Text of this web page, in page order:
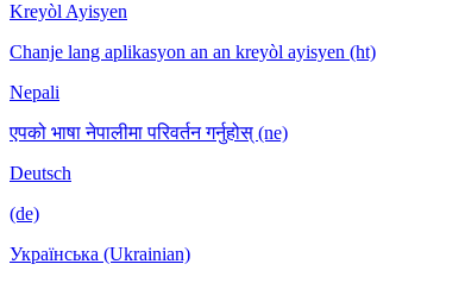
Kreyòl Ayisyen
Chanje lang aplikasyon an an kreyòl ayisyen (ht)
Nepali
एपको भाषा नेपालीमा परिवर्तन गर्नुहोस् (ne)
Deutsch
(de)
Українська (Ukrainian)